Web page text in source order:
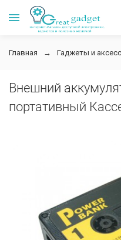
Главная Гаджеты и
Внешний
портативный